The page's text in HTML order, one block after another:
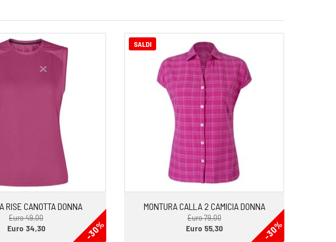
RISE CANOTTA DONNA
Euro 49,00
-30%
Euro 34,30
SALDI
MONTURA CALLA 2 CAMICIA DONNA
Euro 79,00
-30%
Euro 55,30